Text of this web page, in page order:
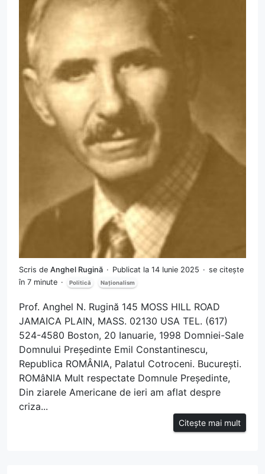
Scris de Anghel Rugină Publicat la 14 Iunie 2025
se citește
în 7 minute
Politică Naționalism
Prof. Anghel N. Rugină 145 MOSS HILL ROAD
JAMAICA PLAIN, MASS. 02130 USA TEL. (617)
524-4580 Boston, 20 Ianuarie, 1998 Domniei-Sale
Domnului Președinte Emil Constantinescu,
Republica ROMÂNIA, Palatul Cotroceni. București.
ROMâNIA Mult respectate Domnule Președinte,
Din ziarele Americane de ieri am aflat despre
criza...
Citește mai mult